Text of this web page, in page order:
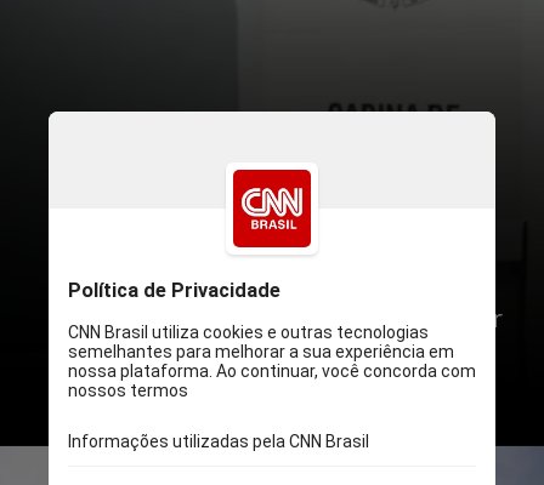
O mandato de um prefeito tem
duração de quatro anos e para
conseguir se eleger, ele deve alcançar
a maioria absoluta dos votos